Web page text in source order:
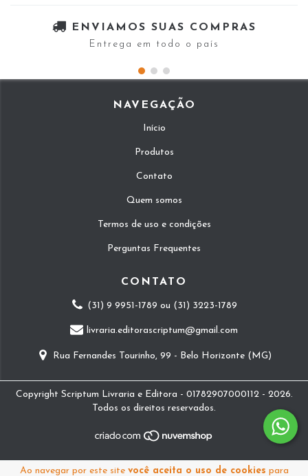
Ao navegar por este site você aceita o uso de cookies para
ENVIAMOS SUAS COMPRAS
Entrega em todo o país
NAVEGAÇÃO
Início
Produtos
Contato
Quem somos
Termos de uso e condições
Perguntas Frequentes
CONTATO
(31) 9 9951-1789 ou (31) 3223-1789
livraria.editorascriptum@gmail.com
Rua Fernandes Tourinho, 99 - Belo Horizonte (MG)
Copyright Scriptum Livraria e Editora - 01782907000112 - 2026.
Todos os direitos reservados.